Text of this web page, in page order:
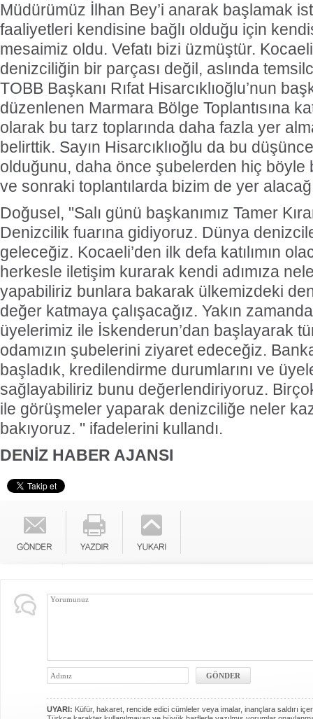
Müdürümüz İlhan Bey’i anarak başlamak
faaliyetleri kendisine bağlı olduğu için
mesaimiz oldu. Vefatı bizi üzmüştür.
denizciliğin bir parçası değil, aslında
TOBB Başkanı Rıfat Hisarcıklıoğlu’nun
düzenlenen Marmara Bölge Toplantısına
olarak bu tarz toplarında daha fazla yer
belirttik. Sayın Hisarcıklıoğlu da bu
olduğunu, daha önce şubelerden hiç böyle
ve sonraki toplantılarda bizim de yer
Doğusel, "Salı günü başkanımız Tamer
Denizcilik fuarına gidiyoruz. Dünya
geleceğiz. Kocaeli’den ilk defa katılımın
herkesle iletişim kurarak kendi adımıza
yapabiliriz bunlara bakarak ülkemizdeki
değer katmaya çalışacağız. Yakın
üyelerimiz ile İskenderun’dan başlayarak
odamızın şubelerini ziyaret edeceğiz.
başladık, kredilendirme durumlarını ve
sağlayabiliriz bunu değerlendiriyoruz.
ile görüşmeler yaparak denizciliğe neler
bakıyoruz. " ifadelerini kullandı.
DENİZ HABER AJANSI
UYARI: Küfür, hakaret, rencide edici cümleler veya imalar, inançlara saldırı